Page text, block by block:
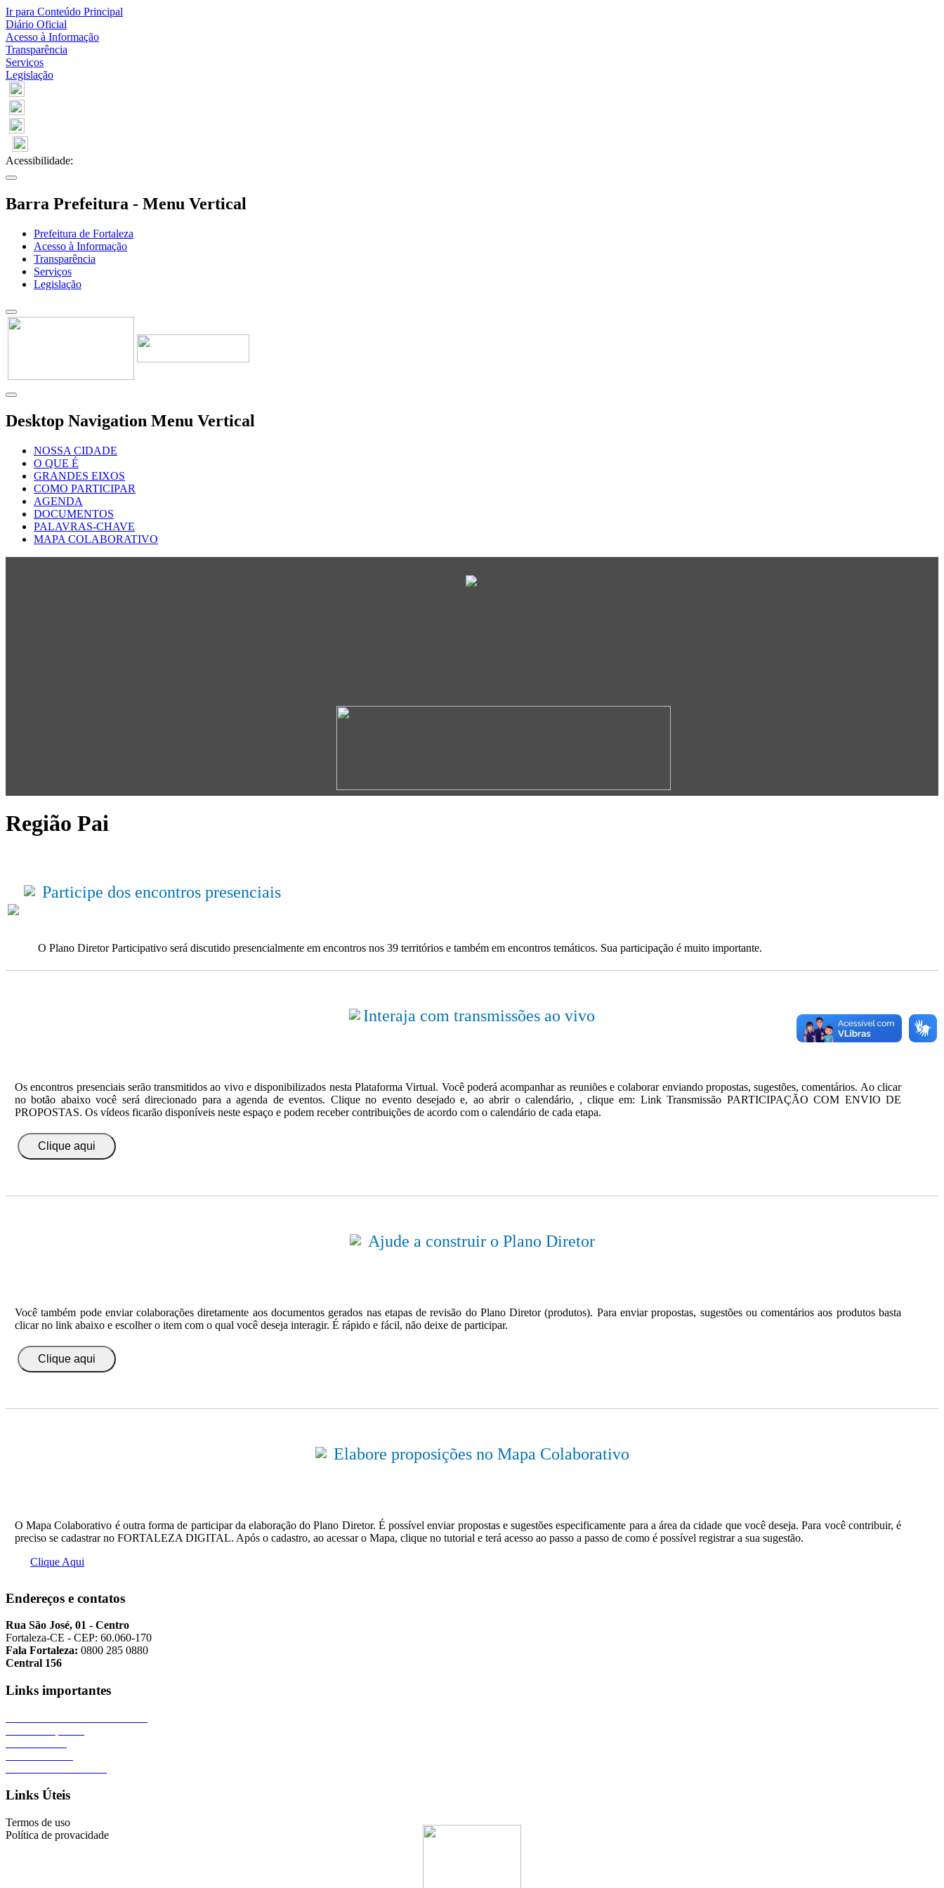
Ir para Conteúdo Principal
Diário Oficial
Acesso à Informação
Transparência
Serviços
Legislação
Acessibilidade:
Barra Prefeitura - Menu Vertical
Prefeitura de Fortaleza
Acesso à Informação
Transparência
Serviços
Legislação
Desktop Navigation Menu Vertical
NOSSA CIDADE
O QUE É
GRANDES EIXOS
COMO PARTICIPAR
AGENDA
DOCUMENTOS
PALAVRAS-CHAVE
MAPA COLABORATIVO
Região Pai
Participe dos encontros presenciais
O Plano Diretor Participativo será discutido presencialmente em encontros nos 39 territórios e também em encontros temáticos. Sua participação é muito importante.
Interaja com transmissões ao vivo
Os encontros presenciais serão transmitidos ao vivo e disponibilizados nesta Plataforma Virtual. Você poderá acompanhar as reuniões e colaborar enviando propostas, sugestões, comentários. Ao clicar
no botão abaixo você será direcionado para a agenda de eventos. Clique no evento desejado e, ao abrir o calendário, , clique em: Link Transmissão PARTICIPAÇÃO COM ENVIO DE
PROPOSTAS. Os vídeos ficarão disponíveis neste espaço e podem receber contribuições de acordo com o calendário de cada etapa.
Clique aqui
Ajude a construir o Plano Diretor
Você também pode enviar colaborações diretamente aos documentos gerados nas etapas de revisão do Plano Diretor (produtos). Para enviar propostas, sugestões ou comentários aos produtos basta
clicar no link abaixo e escolher o item com o qual você deseja interagir. É rápido e fácil, não deixe de participar.
Clique aqui
Elabore proposições no Mapa Colaborativo
O Mapa Colaborativo é outra forma de participar da elaboração do Plano Diretor. É possível enviar propostas e sugestões especificamente para a área da cidade que você deseja. Para você contribuir, é
preciso se cadastrar no FORTALEZA DIGITAL. Após o cadastro, ao acessar o Mapa, clique no tutorial e terá acesso ao passo a passo de como é possível registrar a sua sugestão.
Clique Aqui
Endereços e contatos
Rua São José, 01 - Centro
Fortaleza-CE - CEP: 60.060-170
Fala Fortaleza: 0800 285 0880
Central 156
Links importantes
Links Úteis
Termos de uso
Política de provacidade